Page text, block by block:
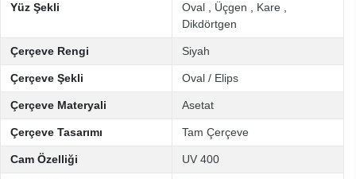
Yüz Şekli Oval Üçgen Kare
Dikdörtgen
Çerçeve Rengi Siyah
Çerçeve Şekli Oval / Elips
Çerçeve Materyali Asetat
Çerçeve Tasarımı Tam Çerçeve
Cam Özelliği UV 400